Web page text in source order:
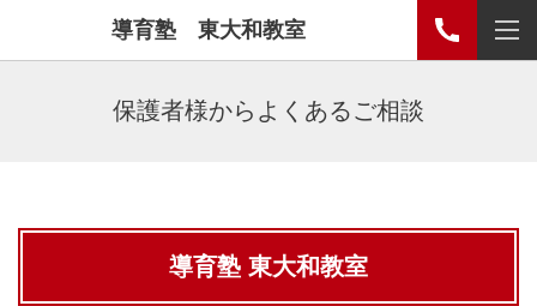
導育塾 東大和教室
保護者様からよくあるご相談
導育塾 東大和教室